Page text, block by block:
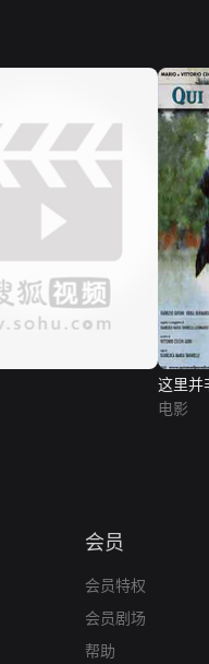
这里并
电影
会员
会员特权
会员剧场
帮助